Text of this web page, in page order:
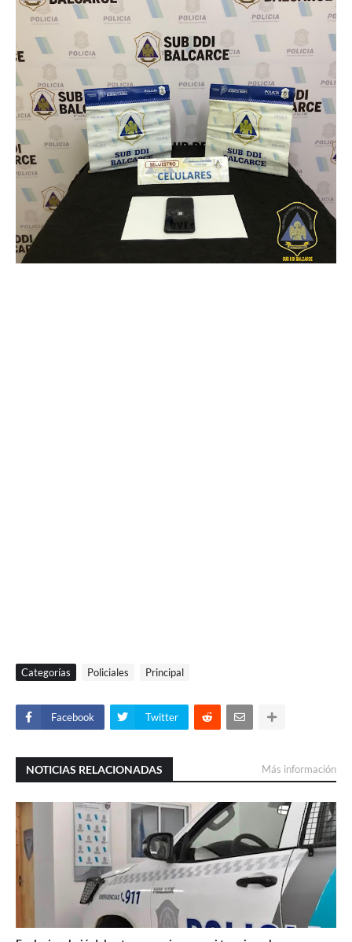
Categorías Policiales Principal
Facebook Twitter
NOTICIAS RELACIONADAS Más información